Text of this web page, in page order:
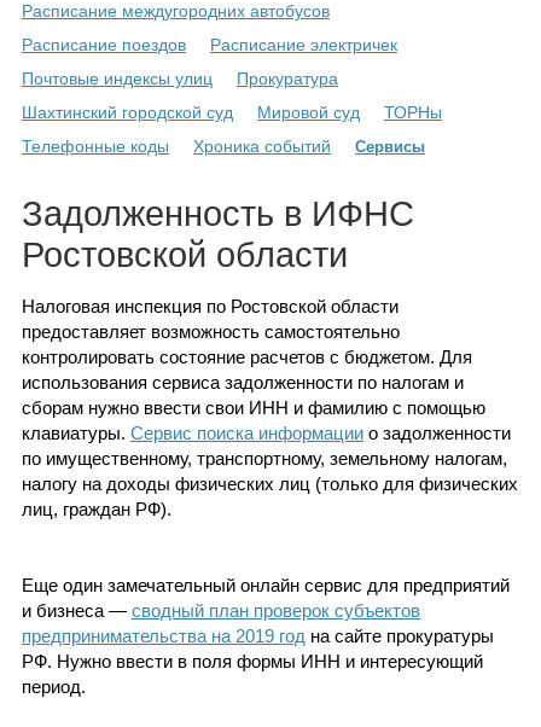
Объявления
Инфо
Гороскоп
Фотогалерея
Расписание междугородних автобусов
Расписание поездов
Расписание электричек
Почтовые индексы улиц
Прокуратура
Шахтинский городской суд
Мировой суд
ТОРНы
Телефонные коды
Хроника событий Сервисы
Задолженность в ИФНС
Ростовской области
Налоговая инспекция по Ростовской области
предоставляет возможность самостоятельно
контролировать состояние расчетов с бюджетом. Для
использования сервиса задолженности по налогам и
сборам нужно ввести свои ИНН и фамилию с помощью
клавиатуры. Сервис поиска информациио задолженности
по имущественному, транспортному, земельному налогам,
налогу на доходы физических лиц (только для физических
лиц, граждан РФ).
Еще один замечательный онлайн сервис для предприятий
и бизнеса — сводный план проверок субъектов
предпринимательства на 2019 год на сайте прокуратуры
РФ. Нужно ввести в поля формы ИНН и интересующий
период.